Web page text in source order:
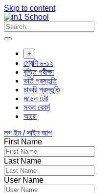
Skip to content
+
শ্রেণি ৬-১২
বৃত্তি পরীক্ষা
ভর্তি প্রস্তুতি
চাকরি প্রস্তুতি
মডেল টেষ্ট
সকল কোর্স
আরো
লগ ইন / সাইন আপ
First Name
Last Name
User Name